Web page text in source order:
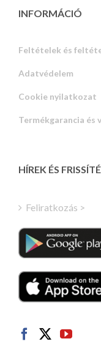
INFORMÁCIÓ
Feltételek és
Adatvédelem
Cookie nyilatkozat
Termékgarancia és
HÍREK ÉS
Feliratkozás >